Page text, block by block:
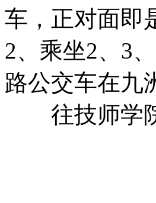
车，正对面即
2、乘坐2、3
路公交车在九
往技师学院